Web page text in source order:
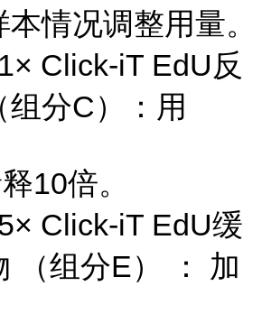
情况调整用量。
Click-iT EdU反
分C）：用
10倍。
Click-iT EdU缓
（组分E） ： 加